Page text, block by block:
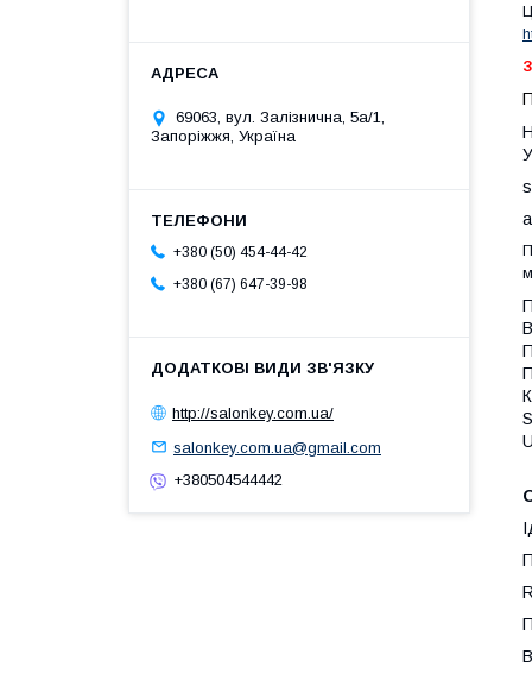
69063, вул. Залізнична, 5а/1,
Запоріжжя, Україна
+380 (50) 454-44-42
+380 (67) 647-39-98
http://salonkey.com.ua/
salonkey.com.ua@gmail.com
+380504544442